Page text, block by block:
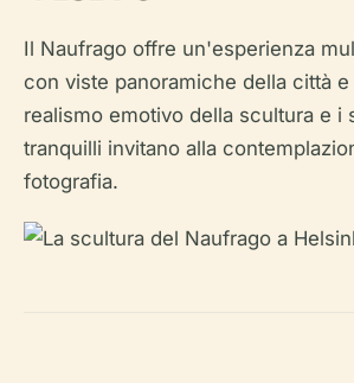
Il Naufrago offre un'esperienza
con viste panoramiche della città
realismo emotivo della scultura e i
tranquilli invitano alla
fotografia.